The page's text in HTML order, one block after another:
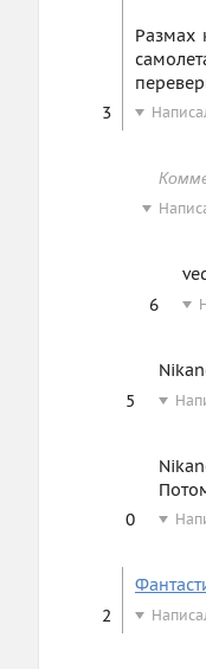
Размах
3
6
5
0
2